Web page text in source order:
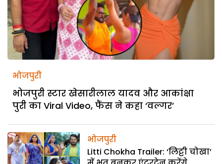
भोजपुरी
भोजपुरी स्टार खेसारीलाल यादव और आकांक्षा
पुरी का Viral Video, फैंस ने कहा ‘वल्गर’
भोजपुरी
Litti Chokha Trailer: ‘लिट्टी चोखा’